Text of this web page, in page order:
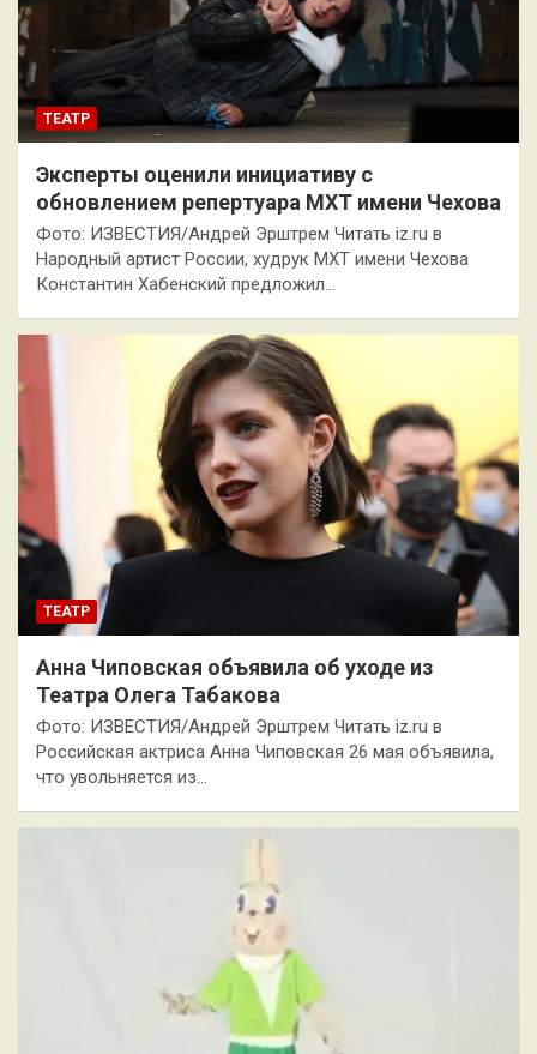
ТЕАТР
Эксперты оценили инициативу с
обновлением репертуара МХТ имени Чехова
Фото: ИЗВЕСТИЯ/Андрей Эрштрем Читать iz.ru в
Народный артист России, худрук МХТ имени Чехова
Константин Хабенский предложил…
ТЕАТР
Анна Чиповская объявила об уходе из
Театра Олега Табакова
Фото: ИЗВЕСТИЯ/Андрей Эрштрем Читать iz.ru в
Российская актриса Анна Чиповская 26 мая объявила,
что увольняется из…